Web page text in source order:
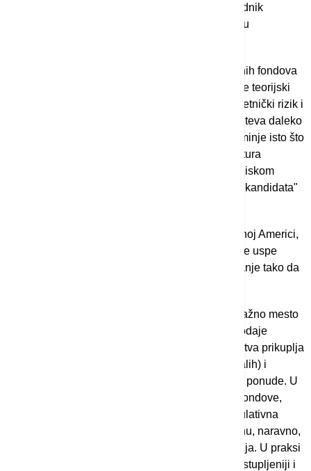
upravlja sa 142,7 miliona evra", kazao je predsednik
Komisije za hartije od vrednosti Marko Janković u
"Istina, došlo je do osnivanja nekoliko alternativnih fondova
u Srbiji, ali je većina njih bankocentrično i previše teorijski
ustrojeno što znači da im nedostaje onaj 'preduzetnički rizik i
njuh' kako bi ušli u ovu tržišnu nišu koja ipak zahteva daleko
veći stepen iskustva", kaže Radaković i tu napominje isto što
je i Stojković istakao - ovdašnja korporativna kultura
odnosno transparentnost poslovanja je na jako niskom
nivou, što otežava pronalaženje pravih "profitnih kandidata"
Podsećanja radi, Radaković kaže i da "u razvijenoj Americi,
čak 40 odsto ovakvih specijalizovanih fondova ne uspe
nikad da pronađe nijednu kompaniju za investiranje tako da
Inače, AIF-ovi su osmišljeni tako da zauzimaju važno mesto
u tržišno orijentisanim finansijskim sistemima, dodaje
Stojković. "Ova vrsta investicionih fondova sredstva prikuplja
od manjeg ili većeg broja poluprofesionalnih (malih) i
profesionalnih investitora, putem javne i privatne ponude. U
odnosu na redovne (tradicionalne) investicione fondove,
alternativni investicioni fondovi imaju manja regulativna
ograničenja pa mogu investirati u rizičniju imovinu, naravno,
u skladu sa unapred utvrđenom politikom ulaganja. U praksi
postoji veliki broj vrsta ovih fondova, ali su najzastupljeniji i